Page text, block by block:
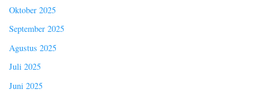
Oktober 2025
September 2025
Agustus 2025
Juli 2025
Juni 2025